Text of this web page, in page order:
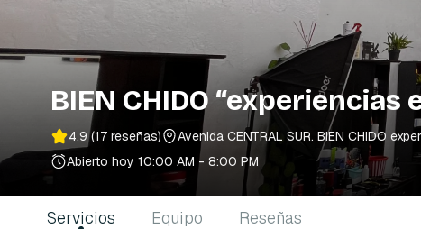
BIEN CHIDO “experiencias
4.9(17 reseñas)
Avenida CENTRAL SUR. BIEN CHIDO
Abierto hoy 10:00 AM - 8:00 PM
Servicios Equipo Reseñas